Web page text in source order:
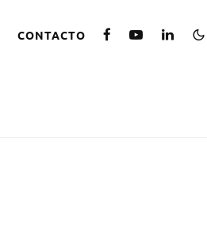
CONTACTO